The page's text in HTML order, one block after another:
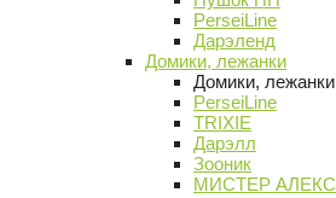
PerseiLine
Дарэленд
Домики, лежанки
Домики, лежанки
PerseiLine
TRIXIE
Дарэлл
Зооник
МИСТЕР АЛЕКС